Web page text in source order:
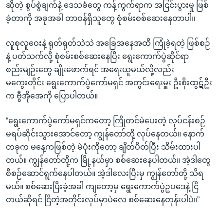
ဆိုတဲ့ စွပ်စွဲချက်နဲ့ ဒေသခံတွေ ကန့်ကွက်ရာက အငြင်းပွားမှု ဖြစ်
ခဲ့တာကို အခုအခါ တာဝန်ရှိသူတွေ စုံစမ်းစစ်ဆေးနေတာပါ။
လူစုလူဝေးနဲ့ ရုတ်ရုတ်သဲသဲ အခြေအနေအထိ ကြုံခဲ့ရတဲ့ ဖြစ်စဉ်
နဲ့ ပတ်သက်လို့ စုံစမ်းစစ်ဆေးနေပြီး ရွေးကောက်ပွဲဆိုင်ရာ
စည်းမျဉ်းတွေ ချိုးဖောက်ရင် အရေးယူမယ်လို့လည်း
မကွေးတိုင်း ရွေးကောက်ပွဲကော်မရှင် အတွင်းရေးမှူး ဦးစိုးထွဋ်ဦး
က ဗွီအိုအေကို ပြောပါတယ်။
“ရွေးကောက်ပွဲကော်မရှင်ကတော့ ကြိုတင်မဲပေးတဲ့ လုပ်ငန်းစဉ်
မရပ်ဆိုင်းသွားအောင်တော့ ကျွန်တော်တို့ လုပ်နေတယ်။ နောက်
တခုက မနေ့ကဖြစ်တဲ့ မဲပုံးကိုတော့ ချိတ်ပိတ်ပြီး သိမ်းထားပါ
တယ်။ ကျွန်တော်တို့က မြို့နယ်မှာ စစ်ဆေးနေပါတယ်။ အဲ့ဒါတွေ
စီစဉ်ဆောင်ရွက်နေပါတယ်။ အဲ့ဒါလေးပြီးမှ ကျွန်တော်တို့ သိရ
မယ်။ စစ်ဆေးပြီးခဲ့အခါ ကျတော့မှ ရွေးကောက်ပွဲဥပဒေနဲ့ ငြိ
တယ်ဆိုရင် ငြိတဲ့အတိုင်းလုပ်မှာပဲလေ စစ်ဆေးနေတုန်းပါပဲ။”